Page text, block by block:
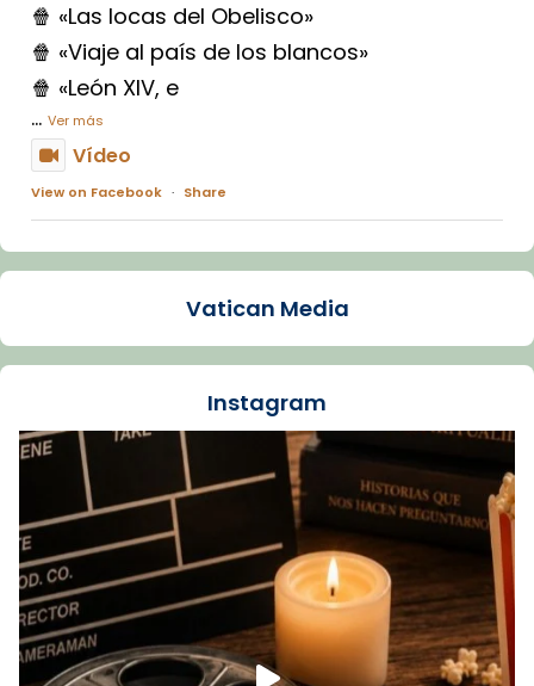
🍿 «Las locas del Obelisco»
🍿 «Viaje al país de los blancos»
🍿 «León XIV, e
... Ver más
Vídeo
View on Facebook · Share
Arquebisbat de Barcelona
La Carmina va patir depressió. Fa gairebé
dos mesos, a l'Estadi Lluís Companys, la
Recupera l'entrevista comp
Vatican
tican News 👇
www.vaticannews.va/es/iglesia/news/2026-
07/carmina-historia-depresion-papa-viaje-
espana-testimoni...
Foto
View on Facebook · Share
Vatican Media
Instagram